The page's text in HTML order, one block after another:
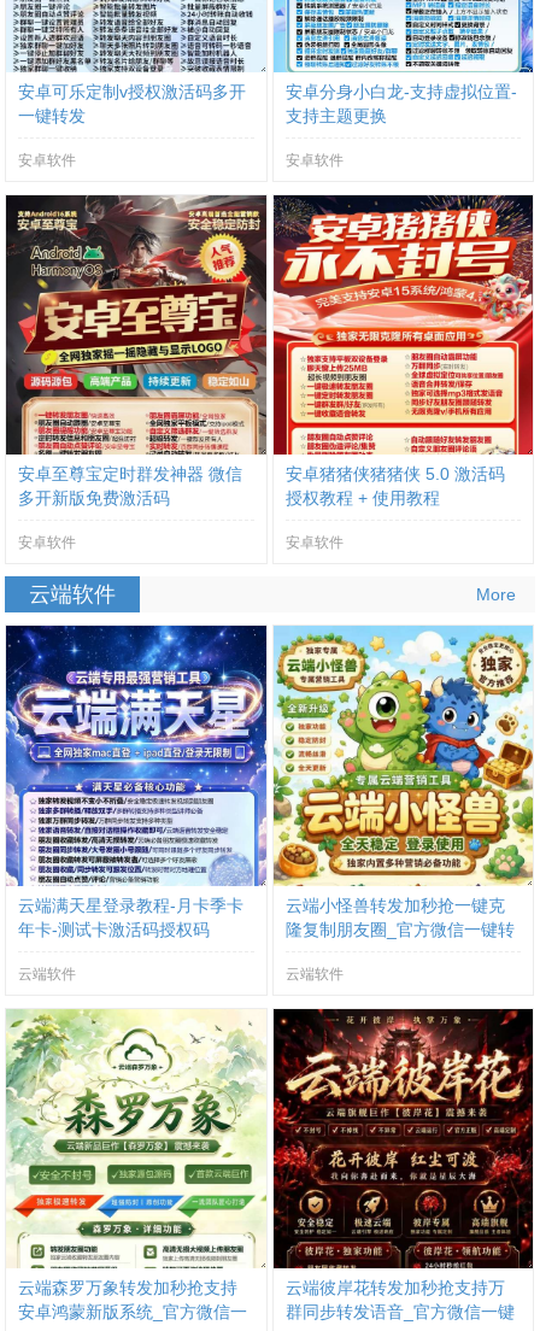
安卓可乐定制v授权激活码多开
一键转发
安卓软件
安卓分身小白龙-支持虚拟位置-
支持主题更换
安卓软件
安卓至尊宝定时群发神器 微信
多开新版免费激活码
安卓软件
安卓猪猪侠猪猪侠 5.0 激活码
授权教程 + 使用教程
安卓软件
云端软件 More
云端满天星登录教程-月卡季卡
年卡-测试卡激活码授权码
云端软件
云端小怪兽转发加秒抢一键克
隆复制朋友圈_官方微信一键转
云端软件
云端森罗万象转发加秒抢支持
安卓鸿蒙新版系统_官方微信一
云端彼岸花转发加秒抢支持万
群同步转发语音_官方微信一键